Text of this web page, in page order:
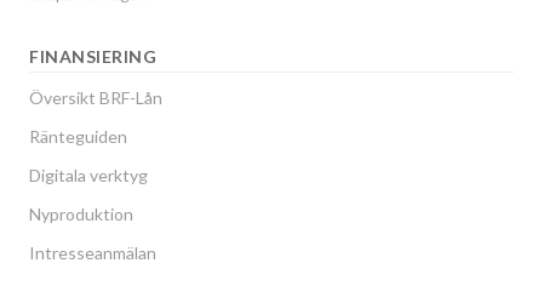
FINANSIERING
Översikt BRF-Lån
Ränteguiden
Digitala verktyg
Nyproduktion
Intresseanmälan